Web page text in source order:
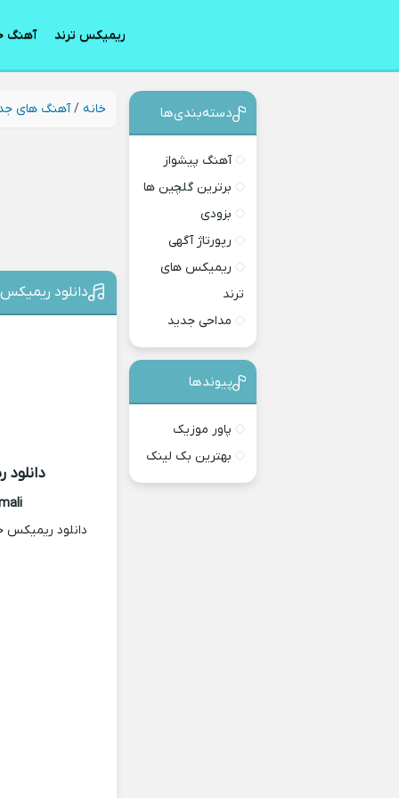
ریمیکس ترند آهنگ
خانه /آهنگ های
دانلود
دانلود
دسته‌بندی‎‌‌ها
آهنگ پیشواز
برترین گلچین ها
بزودی
رپورتاژ آگهی
ریمیکس های
ترند
مداحی جدید
پیوندها
پاور موزیک
بهترین بک لینک